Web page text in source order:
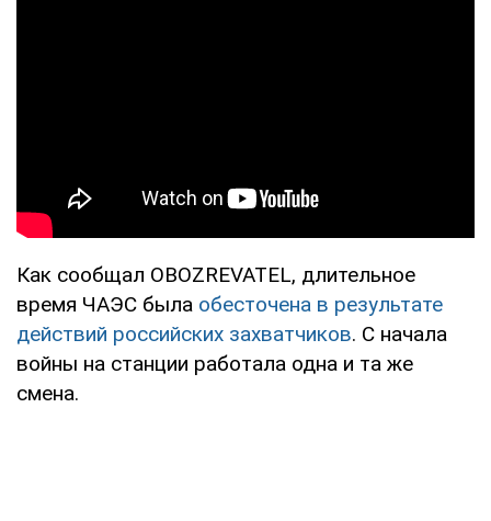
Как сообщал OBOZREVATEL, длительное
время ЧАЭС была обесточена в результате
действий российских захватчиков. С начала
войны на станции работала одна и та же
смена.